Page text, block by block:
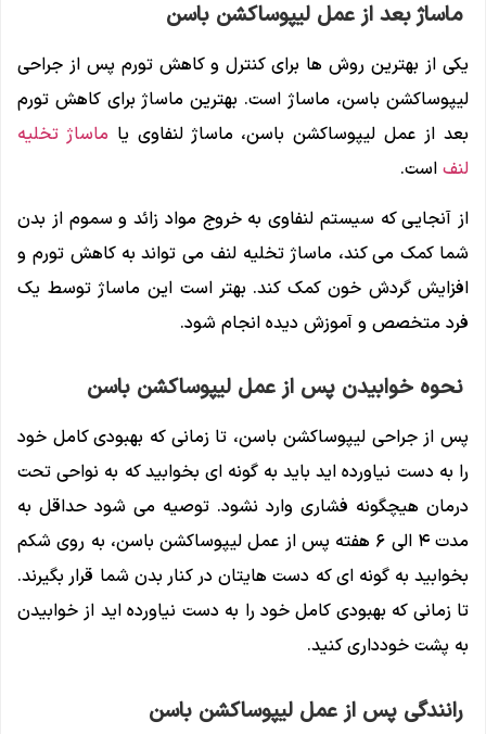
ماساژ بعد از عمل لیپوساکشن باسن
یکی از بهترین روش ها برای کنترل و کاهش تورم پس از جراحی
لیپوساکشن باسن، ماساژ است. بهترین ماساژ برای کاهش تورم
بعد از عمل لیپوساکشن باسن، ماساژ لنفاوی یا ماساژ تخلیه
لنف است.
از آنجایی که سیستم لنفاوی به خروج مواد زائد و سموم از بدن
شما کمک می کند، ماساژ تخلیه لنف می تواند به کاهش تورم و
افزایش گردش خون کمک کند. بهتر است این ماساژ توسط یک
فرد متخصص و آموزش دیده انجام شود.
نحوه خوابیدن پس از عمل لیپوساکشن باسن
پس از جراحی لیپوساکشن باسن، تا زمانی که بهبودی کامل خود
را به دست نیاورده اید باید به گونه ای بخوابید که به نواحی تحت
درمان هیچگونه فشاری وارد نشود. توصیه می شود حداقل به
مدت ۴ الی ۶ هفته پس از عمل لیپوساکشن باسن، به روی شکم
بخوابید به گونه ای که دست هایتان در کنار بدن شما قرار بگیرند.
تا زمانی که بهبودی کامل خود را به دست نیاورده اید از خوابیدن
به پشت خودداری کنید.
رانندگی پس از عمل لیپوساکشن باسن